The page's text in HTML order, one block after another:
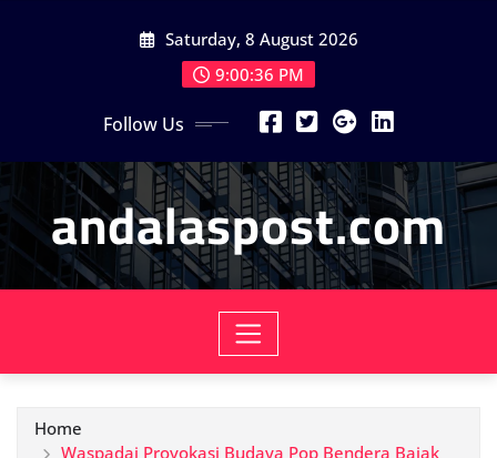
Saturday, 8 August 2026
9:00:37 PM
Follow Us
andalaspost.com
Home
Waspadai Provokasi Budaya Pop Bendera Bajak